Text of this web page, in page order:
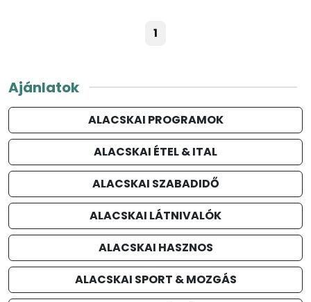
1
Ajánlatok
ALACSKAI PROGRAMOK
ALACSKAI ÉTEL & ITAL
ALACSKAI SZABADIDŐ
ALACSKAI LÁTNIVALÓK
ALACSKAI HASZNOS
ALACSKAI SPORT & MOZGÁS